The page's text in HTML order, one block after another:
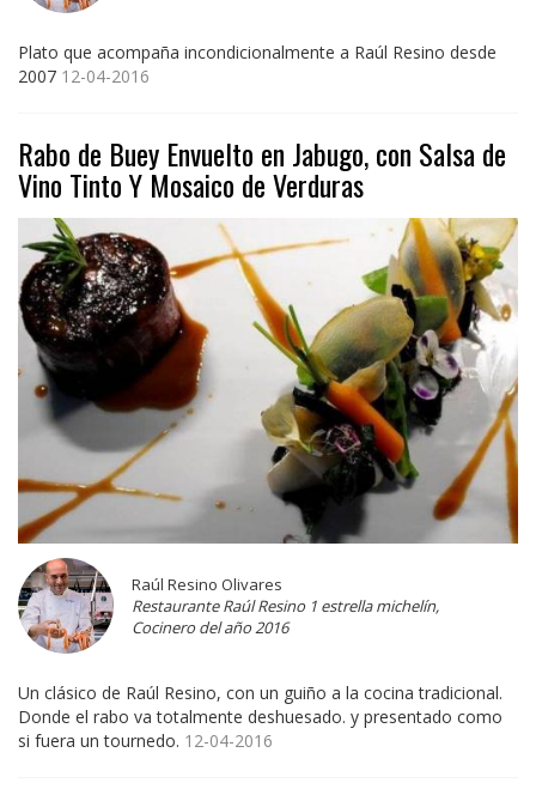
Plato que acompaña incondicionalmente a Raúl Resino desde
2007 12-04-2016
Rabo de Buey Envuelto en Jabugo, con Salsa de
Vino Tinto Y Mosaico de Verduras
Raúl Resino Olivares
Restaurante Raúl Resino 1 estrella michelín,
Cocinero del año 2016
Un clásico de Raúl Resino, con un guiño a la cocina tradicional.
Donde el rabo va totalmente deshuesado. y presentado como
si fuera un tournedo. 12-04-2016